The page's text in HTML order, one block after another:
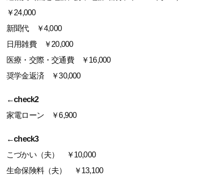
￥24,000
新聞代 ￥4,000
日用雑費 ￥20,000
医療・交際・交通費 ￥16,000
奨学金返済 ￥30,000
←check2
家電ローン ￥6,900
←check3
こづかい（夫） ￥10,000
生命保険料（夫） ￥13,100